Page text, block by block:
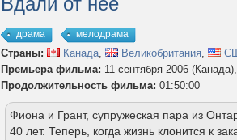
драма мелодрама
Страны: Канада, Великобритания,
Премьера фильма: 11 сентября 2006
Продолжительность фильма: 01:50:00
Фиона и Грант, супружеская пара из
40 лет. Теперь, когда жизнь клонится к